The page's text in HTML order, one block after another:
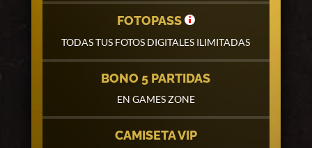
FOTOPASS
TODAS TUS FOTOS DIGITALES ILIMITADAS
BONO 5 PARTIDAS
EN GAMES ZONE
CAMISETA VIP